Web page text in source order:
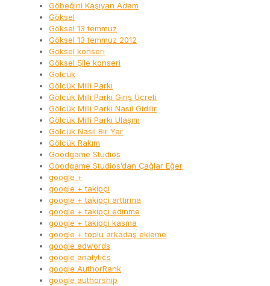
Göbeğini Kaşıyan Adam
Göksel
Göksel 13 temmuz
Göksel 13 temmuz 2012
Göksel konseri
Göksel Şile konseri
Gölcük
Gölcük Milli Parkı
Gölcük Milli Parkı Giriş Ücreti
Gölcük Milli Parkı Nasıl Gidilir
Gölcük Milli Parkı Ulaşım
Gölcük Nasıl Bir Yer
Gölcük Rakım
Goodgame Studios
Goodgame Studios’dan Çağlar Eğer
google +
google + takipçi
google + takipçi arttırma
google + takipçi edinme
google + takipçi kasma
google + toplu arkadaş ekleme
google adwords
google analytics
google AuthorRank
google authorship